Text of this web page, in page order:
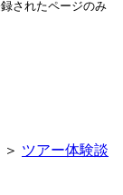
＞ ツアー体験談